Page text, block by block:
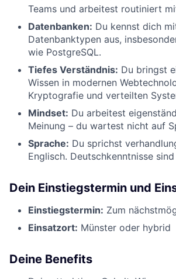
Teams und arbeitest routiniert
Datenbanken: Du kennst dich
Datenbanktypen aus,
wie PostgreSQL.
Tiefes Verständnis: Du bringst
Wissen in modernen
Kryptografie und verteilten
Mindset: Du arbeitest
Meinung – du wartest nicht auf
Sprache: Du sprichst
Englisch. Deutschkenntnisse
Dein Einstiegstermin und
Einstiegstermin: Zum
Einsatzort: Münster oder hybrid
Deine Benefits